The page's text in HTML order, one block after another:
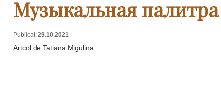
Музыкальная
Publicat: 29.10.2021
Artcol de Tatiana Migulina